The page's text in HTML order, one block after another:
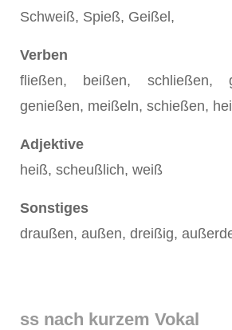
Schweiß, Spieß, Geißel,
Verben
fließen, beißen, schließen,
genießen, meißeln, schießen,
Adjektive
heiß, scheußlich, weiß
Sonstiges
draußen, außen, dreißig,
ss nach kurzem Vokal